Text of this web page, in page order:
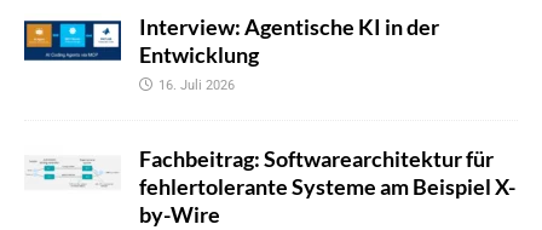
Interview: Agentische KI in der
Entwicklung
16. Juli 2026
Fachbeitrag: Softwarearchitektur für
fehlertolerante Systeme am Beispiel X-
by-Wire